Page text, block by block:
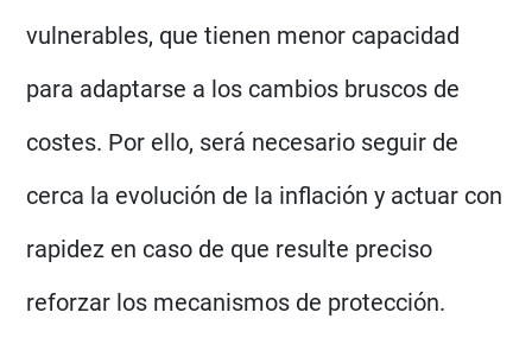
vulnerables, que tienen menor capacidad
para adaptarse a los cambios bruscos de
costes. Por ello, será necesario seguir de
cerca la evolución de la inflación y actuar con
rapidez en caso de que resulte preciso
reforzar los mecanismos de protección.